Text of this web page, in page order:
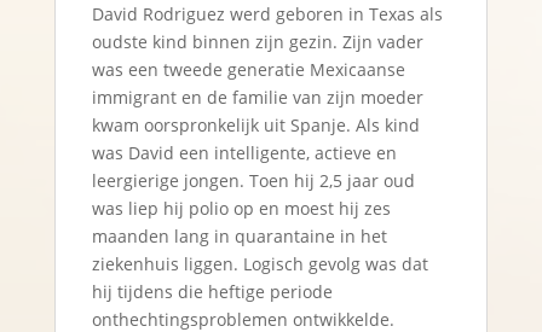
David Rodriguez werd geboren in Texas als
oudste kind binnen zijn gezin. Zijn vader
was een tweede generatie Mexicaanse
immigrant en de familie van zijn moeder
kwam oorspronkelijk uit Spanje. Als kind
was David een intelligente, actieve en
leergierige jongen. Toen hij 2,5 jaar oud
was liep hij polio op en moest hij zes
maanden lang in quarantaine in het
ziekenhuis liggen. Logisch gevolg was dat
hij tijdens die heftige periode
onthechtingsproblemen ontwikkelde.